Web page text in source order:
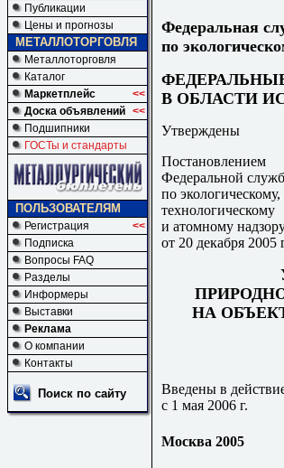
Публикации
Цены и прогнозы
МЕТАЛЛОТОРГОВЛЯ
Металлоторговля
Каталог
Маркетплейс
<<
Доска объявлений <<
Подшипники
ГОСТы и стандарты
ПОЛЬЗОВАТЕЛЯМ
Регистрация
<<
Подписка
Вопросы FAQ
Разделы
Информеры
Выставки
Реклама
О компании
Контакты
Поиск по сайту
Федеральная
по
В ОБЛАСТИ
Утверждены
Постановлением
Федеральной
по экологическому,
технологическому
и атомному
от 20 декабря 2005
НА
Введены в
с 1 мая 2006 г.
Москва 2005